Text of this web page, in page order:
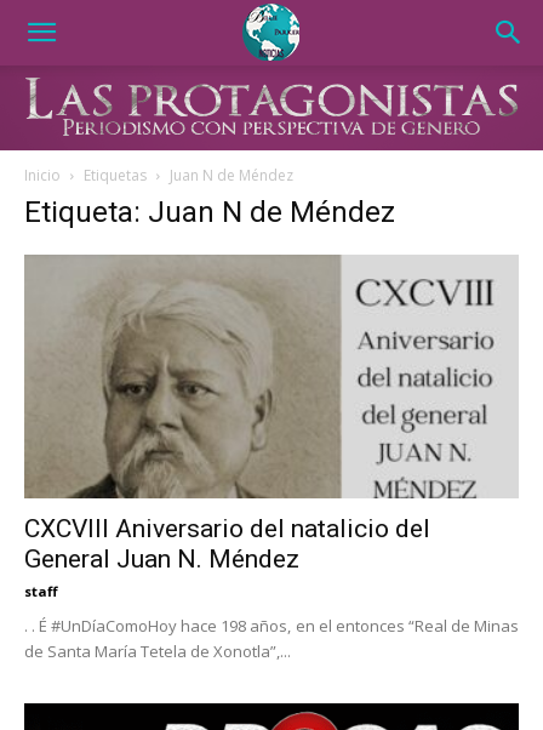
Inicio Etiquetas Juan N de Méndez
Etiqueta: Juan N de Méndez
CXCVIII Aniversario del natalicio del
General Juan N. Méndez
staff
. . É #UnDíaComoHoy hace 198 años, en el entonces “Real de Minas
de Santa María Tetela de Xonotla”,...